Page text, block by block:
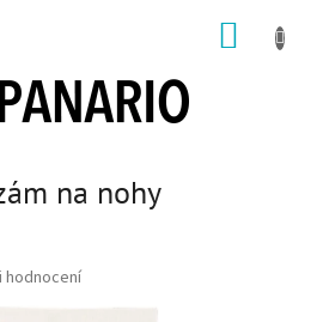
na nohy
je 0,0 z 5 hvězdiček.